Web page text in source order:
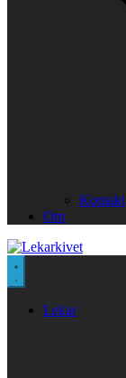
Kontakt
Om
Lekar